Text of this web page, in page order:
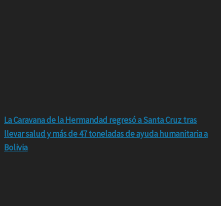
La Caravana de la Hermandad regresó a Santa Cruz tras
llevar salud y más de 47 toneladas de ayuda humanitaria a
Bolivia